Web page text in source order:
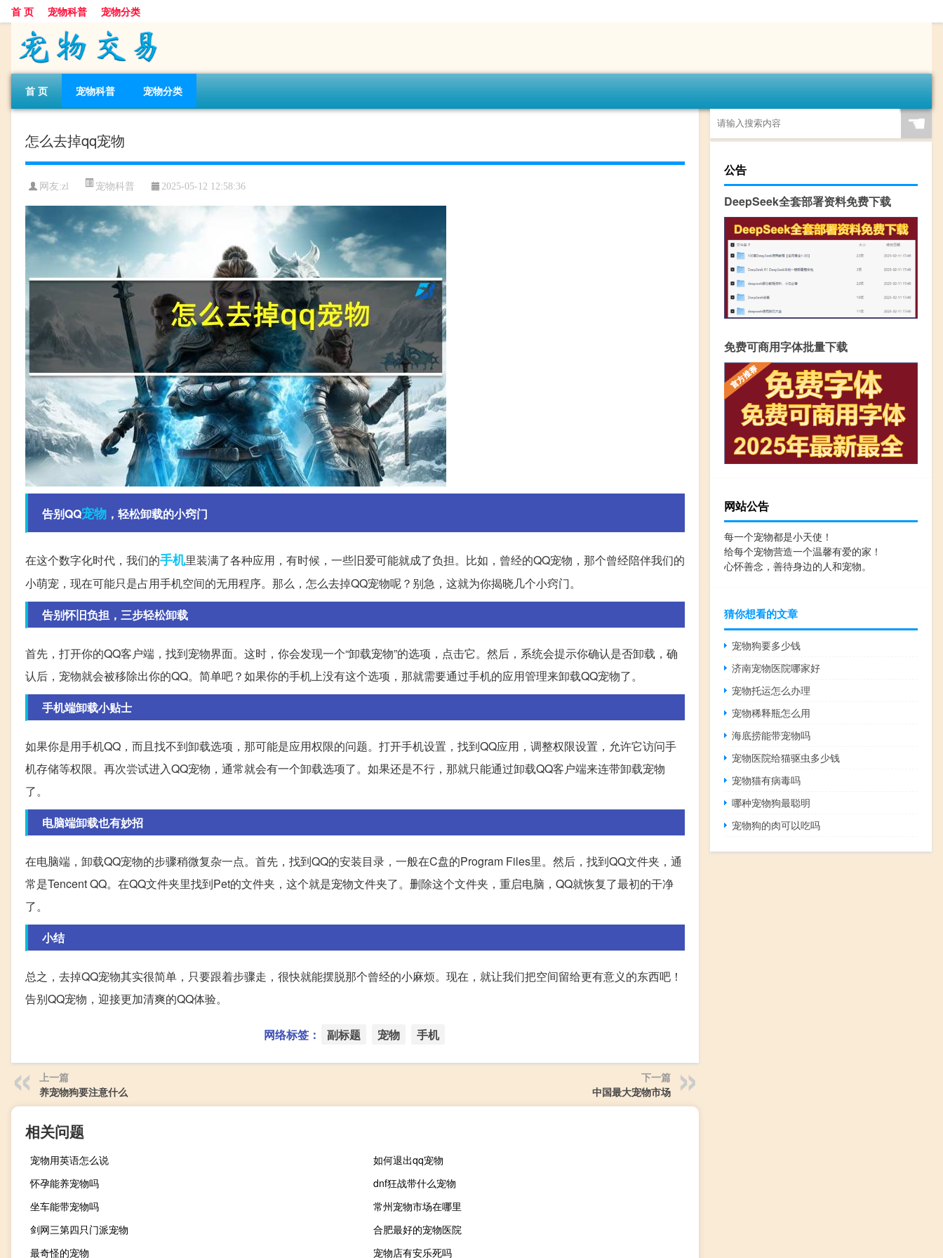
首 页 宠物科普 宠物分类
首 页 宠物科普 宠物分类
怎么去掉qq宠物
网友:zl 宠物科普 2025-05-12 12:58:36
告别QQ宠物 ，轻松卸载的小窍门
在这个数字化时代，我们的手机里装满了各种应用，有时候，一些旧爱可能就成了负担。比如，曾经的QQ宠物，那个曾经陪伴我们的
小萌宠，现在可能只是占用手机空间的无用程序。那么，怎么去掉QQ宠物呢？别急，这就为你揭晓几个小窍门。
告别怀旧负担，三步轻松卸载
首先，打开你的QQ客户端，找到宠物界面。这时，你会发现一个“卸载宠物”的选项，点击它。然后，系统会提示你确认是否卸载，确
认后，宠物就会被移除出你的QQ。简单吧？如果你的手机上没有这个选项，那就需要通过手机的应用管理来卸载QQ宠物了。
手机端卸载小贴士
如果你是用手机QQ，而且找不到卸载选项，那可能是应用权限的问题。打开手机设置，找到QQ应用，调整权限设置，允许它访问手
机存储等权限。再次尝试进入QQ宠物，通常就会有一个卸载选项了。如果还是不行，那就只能通过卸载QQ客户端来连带卸载宠物
了。
电脑端卸载也有妙招
在电脑端，卸载QQ宠物的步骤稍微复杂一点。首先，找到QQ的安装目录，一般在C盘的Program Files里。然后，找到QQ文件夹，通
常是Tencent QQ。在QQ文件夹里找到Pet的文件夹，这个就是宠物文件夹了。删除这个文件夹，重启电脑，QQ就恢复了最初的干净
了。
小结
总之，去掉QQ宠物其实很简单，只要跟着步骤走，很快就能摆脱那个曾经的小麻烦。现在，就让我们把空间留给更有意义的东西吧！
告别QQ宠物，迎接更加清爽的QQ体验。
网络标签： 副标题 宠物 手机
上一篇
养宠物狗要注意什么
下一篇
中国最大宠物市场
相关问题
宠物用英语怎么说
如何退出qq宠物
怀孕能养宠物吗
dnf狂战带什么宠物
坐车能带宠物吗
常州宠物市场在哪里
剑网三第四只门派宠物
合肥最好的宠物医院
最奇怪的宠物
宠物店有安乐死吗
☚
公告
DeepSeek全套部署资料免费下载
免费可商用字体批量下载
网站公告
每一个宠物都是小天使！
给每个宠物营造一个温馨有爱的家！
心怀善念，善待身边的人和宠物。
猜你想看的文章
宠物狗要多少钱
济南宠物医院哪家好
宠物托运怎么办理
宠物稀释瓶怎么用
海底捞能带宠物吗
宠物医院给猫驱虫多少钱
宠物猫有病毒吗
哪种宠物狗最聪明
宠物狗的肉可以吃吗